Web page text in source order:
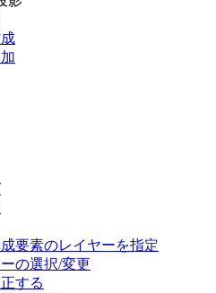
要素のレイヤーを指定
の選択/変更
する